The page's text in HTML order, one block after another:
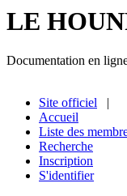
LE
Documentation en
Site officiel |
Accueil
Liste des
Recherche
Inscription
S'identifier